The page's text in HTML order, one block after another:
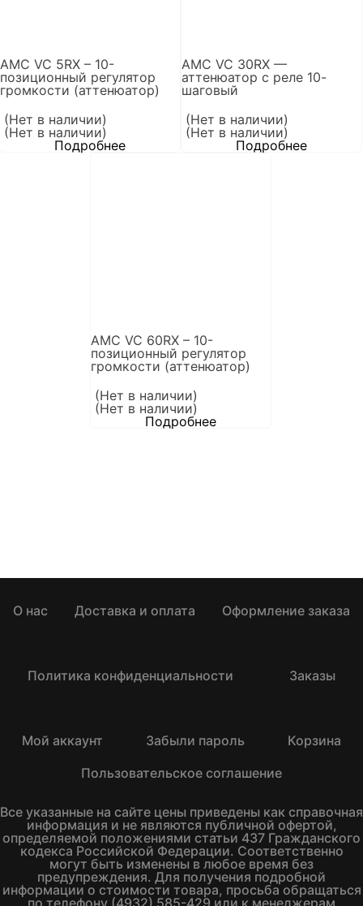
AMC VC 5RX – 10-
позиционный регулятор
громкости (аттенюатор)
(Нет в наличии)
(Нет в наличии)
Подробнее
AMC VC 30RX —
аттенюатор с реле 10-
шаговый
(Нет в наличии)
(Нет в наличии)
Подробнее
AMC VC 60RX – 10-
позиционный регулятор
громкости (аттенюатор)
(Нет в наличии)
(Нет в наличии)
Подробнее
О нас Доставка и оплата Оформление заказа
Политика конфиденциальности Заказы
Мой аккаунт Забыли пароль
Корзина
Пользовательское соглашение
Все указанные на сайте цены приведены как справочная
информация и не являются публичной офертой,
определяемой положениями статьи 437 Гражданского
кодекса Российской Федерации. Соответственно
могут быть изменены в любое время без
предупреждения. Для получения подробной
информации о стоимости товара, просьба обращаться
по телефону (4932) 585-429 или к менеджерам